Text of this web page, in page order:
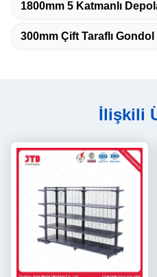
1800mm 5 Katmanlı
300mm Çift Taraflı
İlişkili